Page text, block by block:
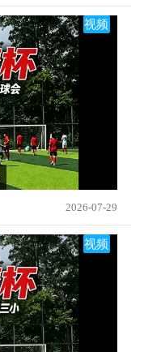
视频
2026-07-29
视频